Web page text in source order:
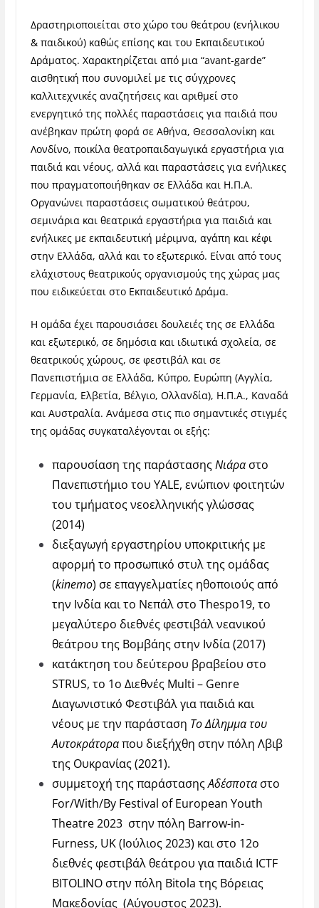
Δραστηριοποιείται στο χώρο του θεάτρου (ενήλικου
& παιδικού) καθώς επίσης και του Εκπαιδευτικού
Δράματος. Χαρακτηρίζεται από μια “avant-garde”
αισθητική που συνομιλεί με τις σύγχρονες
καλλιτεχνικές αναζητήσεις και αριθμεί στο
ενεργητικό της πολλές παραστάσεις για παιδιά που
ανέβηκαν πρώτη φορά σε Αθήνα, Θεσσαλονίκη και
Λονδίνο, ποικίλα θεατροπαιδαγωγικά εργαστήρια για
παιδιά και νέους, αλλά και παραστάσεις για ενήλικες
που πραγματοποιήθηκαν σε Ελλάδα και Η.Π.Α.
Οργανώνει παραστάσεις σωματικού θεάτρου,
σεμινάρια και θεατρικά εργαστήρια για παιδιά και
ενήλικες με εκπαιδευτική μέριμνα, αγάπη και κέφι
στην Ελλάδα, αλλά και το εξωτερικό. Είναι από τους
ελάχιστους θεατρικούς οργανισμούς της χώρας μας
που ειδικεύεται στο Εκπαιδευτικό Δράμα.
Η ομάδα έχει παρουσιάσει δουλειές της σε Ελλάδα
και εξωτερικό, σε δημόσια και ιδιωτικά σχολεία, σε
θεατρικούς χώρους, σε φεστιβάλ και σε
Πανεπιστήμια σε Ελλάδα, Κύπρο, Ευρώπη (Αγγλία,
Γερμανία, Ελβετία, Βέλγιο, Ολλανδία), Η.Π.Α., Καναδά
και Αυστραλία. Ανάμεσα στις πιο σημαντικές στιγμές
της ομάδας συγκαταλέγονται οι εξής:
παρουσίαση της παράστασηςΝιάραστο
Πανεπιστήμιο του YALE, ενώπιον φοιτητών
του τμήματος νεοελληνικής γλώσσας
(2014)
διεξαγωγή εργαστηρίου υποκριτικής με
αφορμή το προσωπικό στυλ της ομάδας
(kinemo) σε επαγγελματίες ηθοποιούς από
την Ινδία και το Νεπάλ στο Thespo19, το
μεγαλύτερο διεθνές φεστιβάλ νεανικού
θεάτρου της Βομβάης στην Ινδία (2017)
κατάκτηση του δεύτερου βραβείου στο
STRUS, το 1ο Διεθνές Multi – Genre
Διαγωνιστικό Φεστιβάλ για παιδιά και
νέους με την παράσταση Το Δίλημμα του
Αυτοκράτοραπου διεξήχθη στην πόλη Λβιβ
της Ουκρανίας (2021).
συμμετοχή της παράστασηςΑδέσποταστο
For/With/By Festival of European Youth
Theatre 2023 στην πόλη Barrow-in-
Furness, UK (Ιούλιος 2023) και στο 12ο
διεθνές φεστιβάλ θεάτρου για παιδιά ICTF
BITOLINO στην πόλη Bitola της Βόρειας
Μακεδονίας (Αύγουστος 2023).